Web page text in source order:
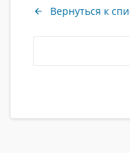
Вернуться к